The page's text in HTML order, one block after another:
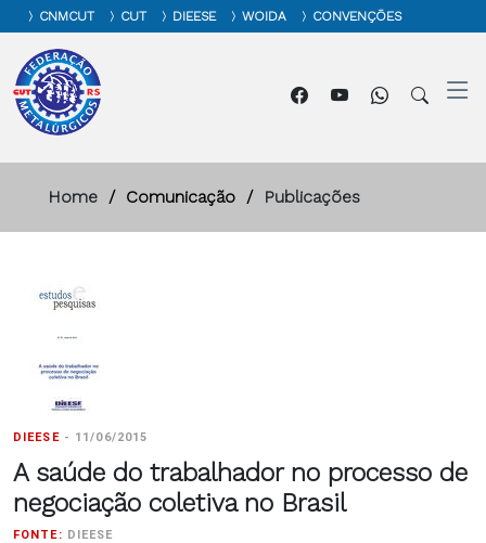
CNMCUT CUT DIEESE WOIDA CONVENÇÕES
Home Comunicação Publicações
DIEESE- 11/06/2015
A saúde do trabalhador no processo de
negociação coletiva no Brasil
FONTE: DIEESE